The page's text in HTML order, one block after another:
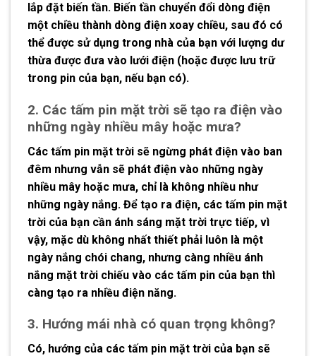
lắp đặt biến tần. Biến tần chuyển đổi dòng điện
một chiều thành dòng điện xoay chiều, sau đó có
thể được sử dụng trong nhà của bạn với lượng dư
thừa được đưa vào lưới điện (hoặc được lưu trữ
trong pin của bạn, nếu bạn có).
2. Các tấm pin mặt trời sẽ tạo ra điện vào
những ngày nhiều mây hoặc mưa?
Các tấm pin mặt trời sẽ ngừng phát điện vào ban
đêm nhưng vẫn sẽ phát điện vào những ngày
nhiều mây hoặc mưa, chỉ là không nhiều như
những ngày nắng. Để tạo ra điện, các tấm pin mặt
trời của bạn cần ánh sáng mặt trời trực tiếp, vì
vậy, mặc dù không nhất thiết phải luôn là một
ngày nắng chói chang, nhưng càng nhiều ánh
nắng mặt trời chiếu vào các tấm pin của bạn thì
càng tạo ra nhiều điện năng.
3. Hướng mái nhà có quan trọng không?
Có, hướng của các tấm pin mặt trời của bạn sẽ